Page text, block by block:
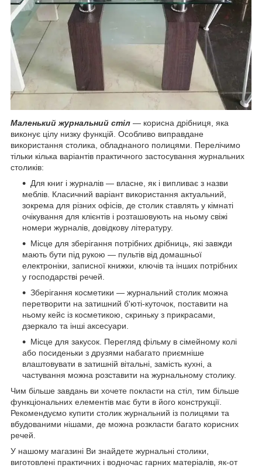
Маленький журнальний стіл — корисна дрібниця, яка
виконує цілу низку функцій. Особливо виправдане
використання столика, обладнаного полицями. Перелічимо
тільки кілька варіантів практичного застосування журнальних
столиків:
Для книг і журналів — власне, як і випливає з назви
меблів. Класичний варіант використання актуальний,
зокрема для різних офісів, де столик ставлять у кімнаті
очікування для клієнтів і розташовують на ньому свіжі
номери журналів, довідкову літературу.
Місце для зберігання потрібних дрібниць, які завжди
мають бути під рукою — пультів від домашньої
електроніки, записної книжки, ключів та інших потрібних
у господарстві речей.
Зберігання косметики — журнальний столик можна
перетворити на затишний б'юті-куточок, поставити на
ньому кейс із косметикою, скриньку з прикрасами,
дзеркало та інші аксесуари.
Місце для закусок. Перегляд фільму в сімейному колі
або посиденьки з друзями набагато приємніше
влаштовувати в затишній вітальні, замість кухні, а
частування можна розставити на журнальному столику.
Чим більше завдань ви хочете покласти на стіл, тим більше
функціональних елементів має бути в його конструкції.
Рекомендуємо купити столик журнальний із полицями та
вбудованими нішами, де можна розкласти багато корисних
речей.
У нашому магазині Ви знайдете журнальні столики,
виготовлені практичних і водночас гарних матеріалів, як-от